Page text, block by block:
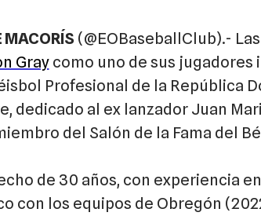
MACORÍS (@EOBaseballClub).-
Graycomo uno de sus jugadores
Profesional de la República
dedicado al ex lanzador Juan
del Salón de la Fama del
de 30 años, con experiencia
con los equipos de Obregón